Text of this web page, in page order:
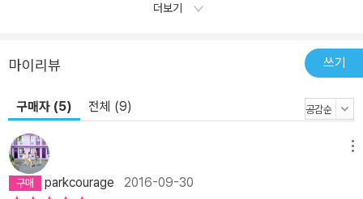
더보기
마이리뷰 쓰기
구매자 (5) 전체 (9)
parkcourage 2016-09-30